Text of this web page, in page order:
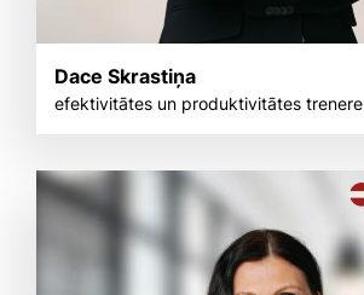
Dace Skrastiņa
efektivitātes un produktivitātes trenere